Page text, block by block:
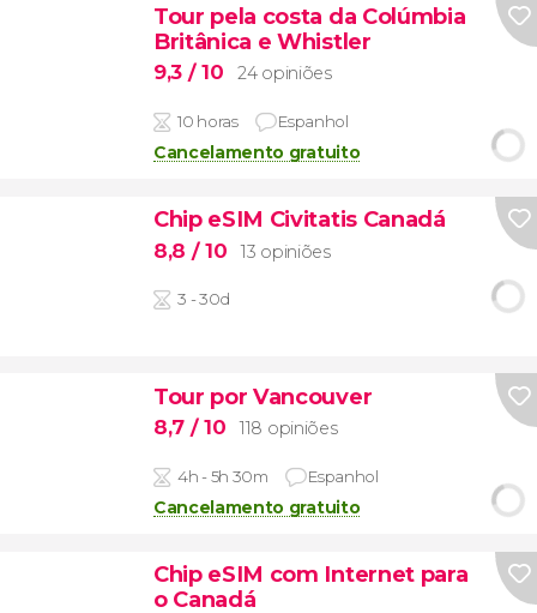
Tour pela costa da Colúmbia
Britânica e Whistler
9,3 / 10 24 opiniões
10 horas Espanhol
Cancelamento gratuito
Chip eSIM Civitatis Canadá
8,8 / 10 13 opiniões
3 - 30d
Tour por Vancouver
8,7 / 10 118 opiniões
4h - 5h 30m Espanhol
Cancelamento gratuito
Chip eSIM com Internet para
o Canadá